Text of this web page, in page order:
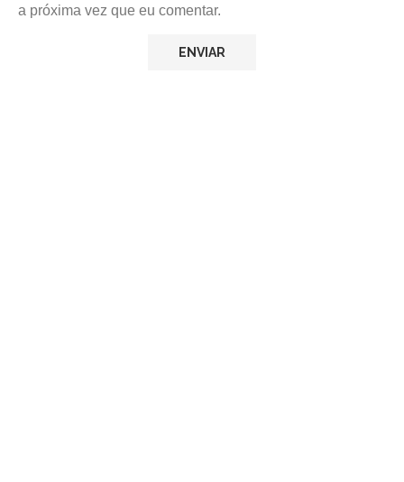
a próxima vez que eu comentar.